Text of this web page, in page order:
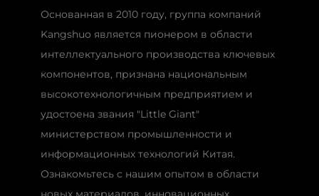
Основанная в 2010 году, группа компаний
Kangshuo является пионером в области
интеллектуального производства ключевых
компонентов, признана национальным
высокотехнологичным предприятием и
удостоена звания "Little Giant"
министерством промышленности и
информационных технологий Китая.
Ознакомьтесь с нашим опытом в области